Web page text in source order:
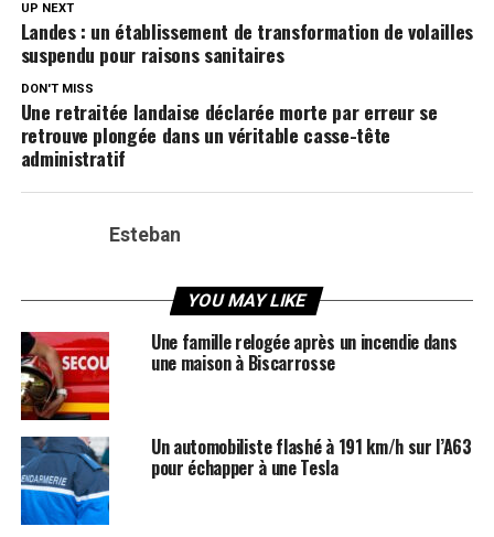
UP NEXT
Landes : un établissement de transformation de volailles
suspendu pour raisons sanitaires
DON'T MISS
Une retraitée landaise déclarée morte par erreur se
retrouve plongée dans un véritable casse-tête
administratif
Esteban
YOU MAY LIKE
Une famille relogée après un incendie dans
une maison à Biscarrosse
Un automobiliste flashé à 191 km/h sur l’A63
pour échapper à une Tesla